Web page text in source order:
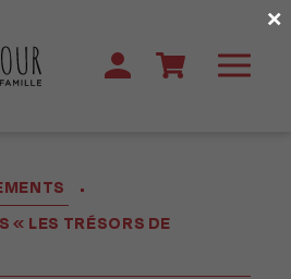
•
« LES TRÉSORS DE
×